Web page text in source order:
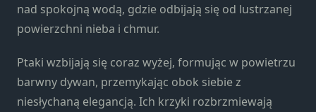
nad spokojną wodą, gdzie odbijają się od lustrzanej
powierzchni nieba i chmur.
Ptaki wzbijają się coraz wyżej, formując w powietrzu
barwny dywan, przemykając obok siebie z
niesłychaną elegancją. Ich krzyki rozbrzmiewają
Statystyka
funkcjonalność
i strukturę
strony
internetowej,